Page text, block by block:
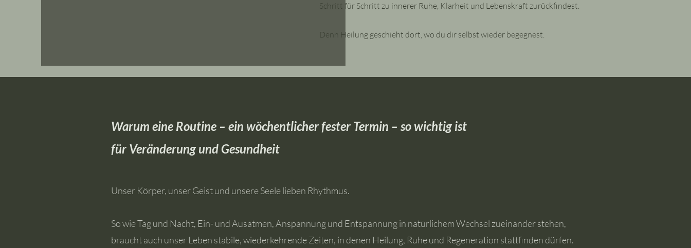
Schritt für Schritt zu innerer Ruhe, Klarheit und Lebenskraft zurückfindest.
Denn Heilung geschieht dort, wo du dir selbst wieder begegnest.
Warum eine Routine – ein wöchentlicher fester Termin – so wichtig ist
für Veränderung und Gesundheit
Unser Körper, unser Geist und unsere Seele lieben Rhythmus.
So wie Tag und Nacht, Ein- und Ausatmen, Anspannung und Entspannung in natürlichem Wechsel zueinander stehen,
braucht auch unser Leben stabile, wiederkehrende Zeiten, in denen Heilung, Ruhe und Regeneration stattfinden dürfen.